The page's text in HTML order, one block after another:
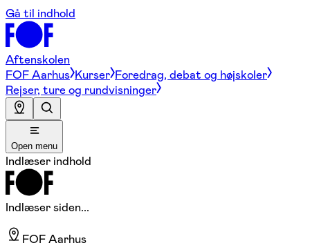
Gå til indhold
Aftenskolen
FOF Aarhus Kurser Foredrag, debat og højskoler
Rejser, ture og rundvisninger
Open menu
Indlæser indhold
Indlæser siden...
FOF Aarhus